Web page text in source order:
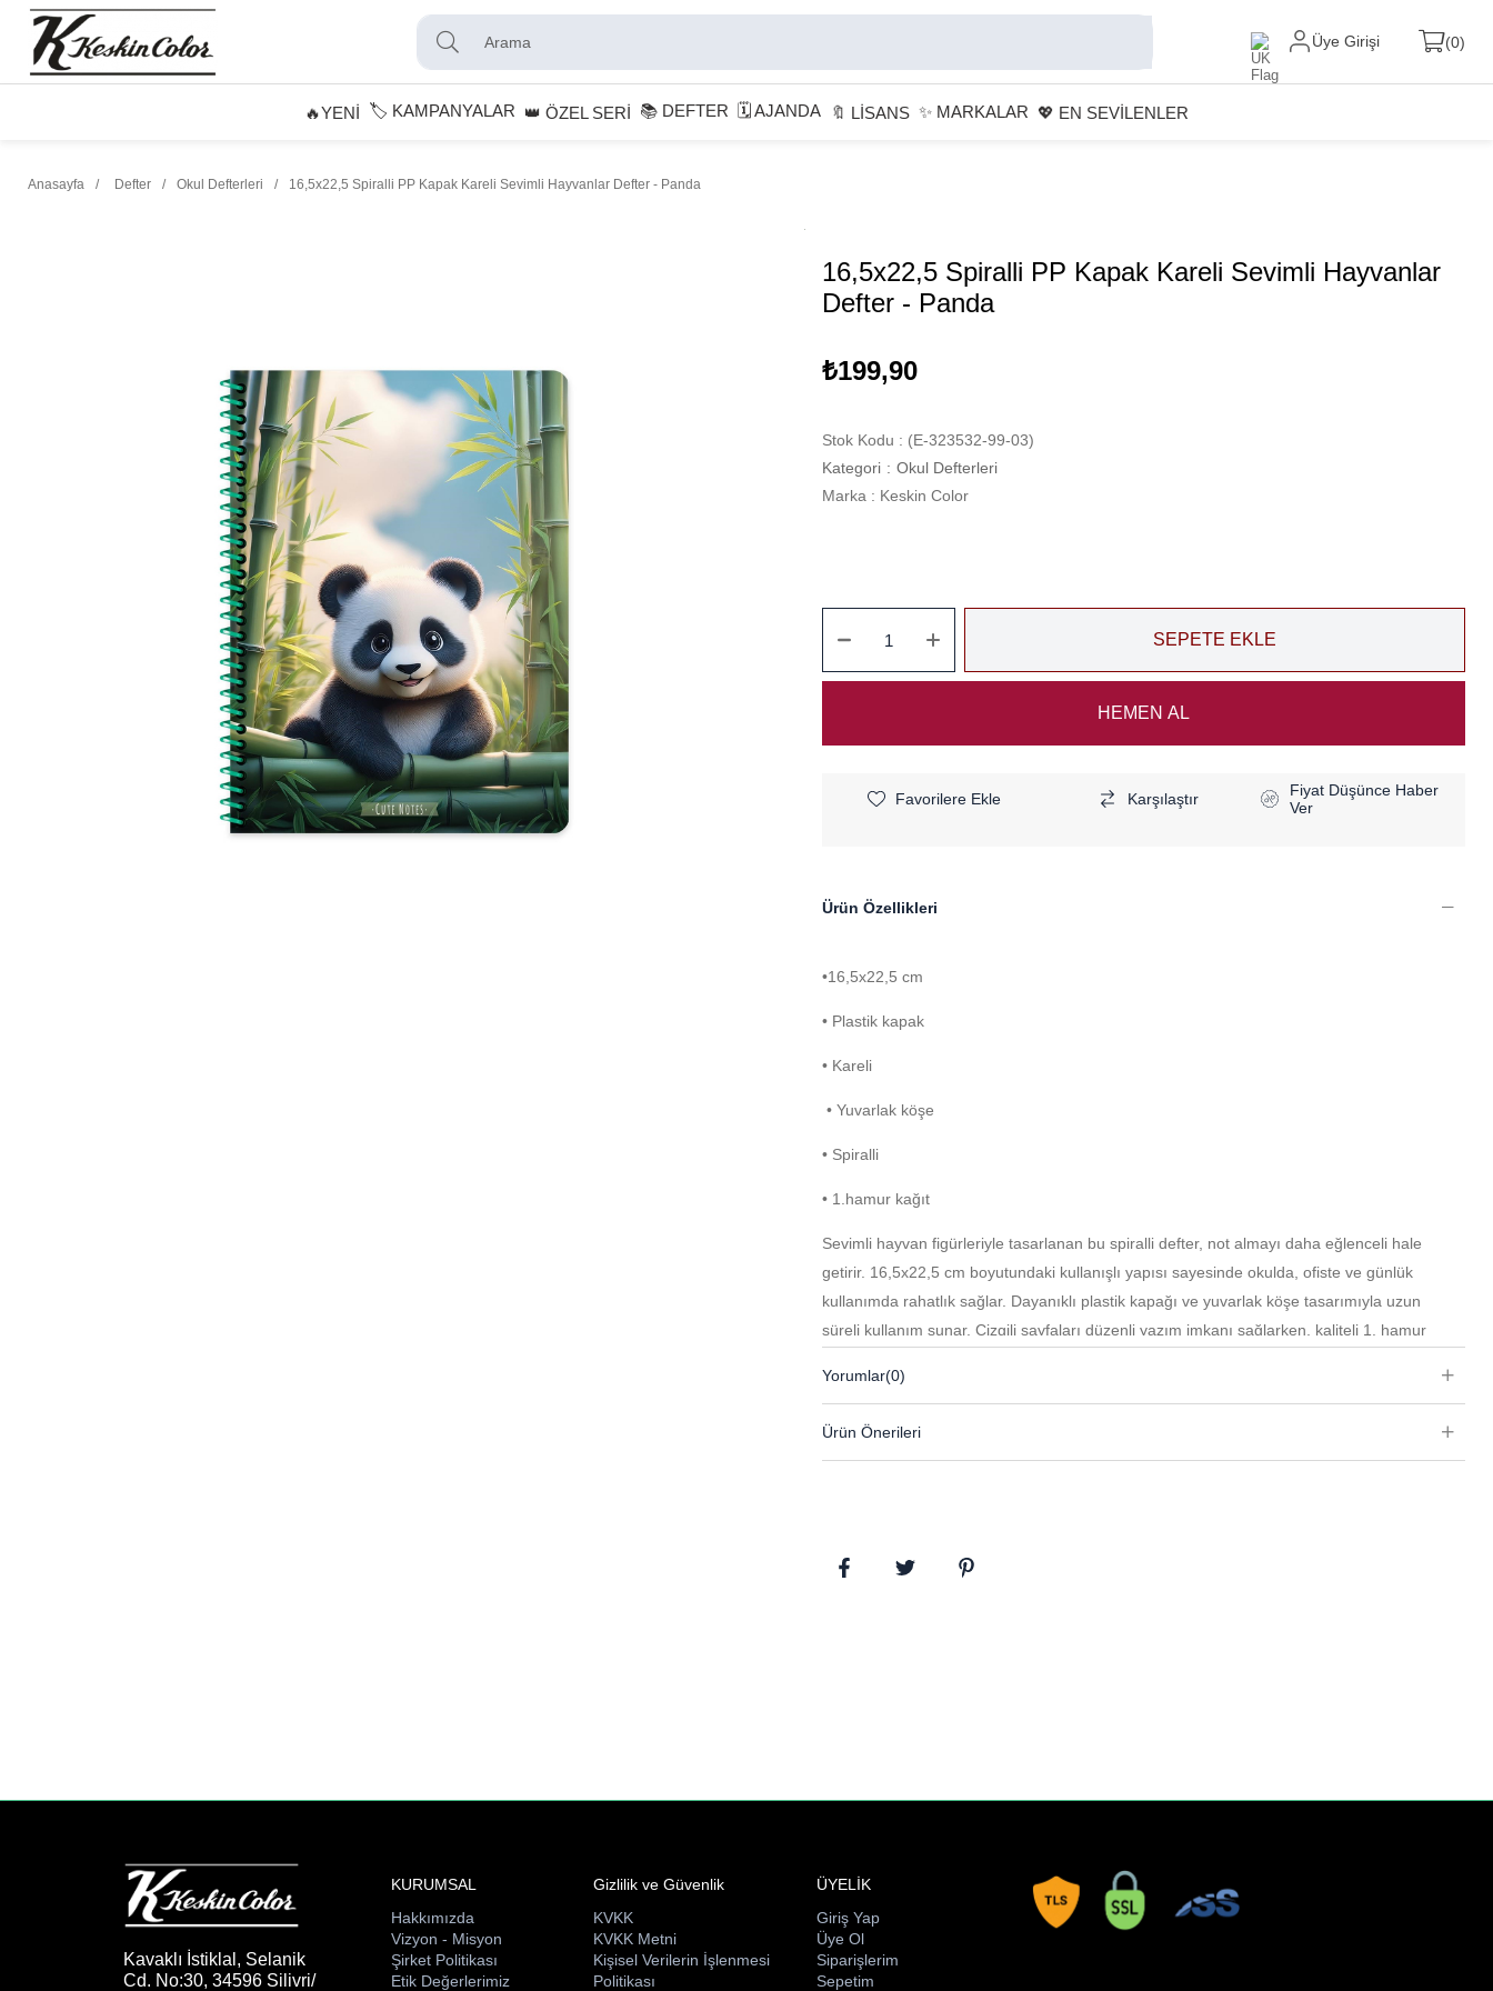
Üye Girişi 0
🔥YENİ 🏷️ KAMPANYALAR 👑 ÖZEL SERİ 📚 DEFTER 🗓 AJANDA 🔖 LİSANS ✨ MARKALAR 💖 EN SEVİLENLER
Anasayfa Defter Okul Defterleri 16,5x22,5 Spiralli PP Kapak Kareli Sevimli Hayvanlar Defter - Panda
16,5x22,5 Spiralli PP Kapak Kareli Sevimli Hayvanlar
Defter - Panda
₺199,90
Stok Kodu
(E-323532-99-03)
Kategori : Okul Defterleri
Marka : Keskin Color
Favorilere Ekle Karşılaştır
Fiyat Düşünce Haber
Ver
Ürün Özellikleri
•16,5x22,5 cm
• Plastik kapak
• Kareli
• Yuvarlak köşe
• Spiralli
• 1.hamur kağıt
Sevimli hayvan figürleriyle tasarlanan bu spiralli defter, not almayı daha eğlenceli hale
getirir. 16,5x22,5 cm boyutundaki kullanışlı yapısı sayesinde okulda, ofiste ve günlük
kullanımda rahatlık sağlar. Dayanıklı plastik kapağı ve yuvarlak köşe tasarımıyla uzun
süreli kullanım sunar. Çizgili sayfaları düzenli yazım imkanı sağlarken, kaliteli 1. hamur
favorisi olacak ideal bir defterdir.
Yorumlar(0)
Ürün Önerileri
Kavaklı İstiklal, Selanik
Cd. No:30, 34596 Silivri/
KURUMSAL
Hakkımızda
Vizyon - Misyon
Şirket Politikası
Etik Değerlerimiz
Gizlilik ve Güvenlik
KVKK
KVKK Metni
Kişisel Verilerin İşlenmesi
Politikası
ÜYELİK
Giriş Yap
Üye Ol
Siparişlerim
Sepetim